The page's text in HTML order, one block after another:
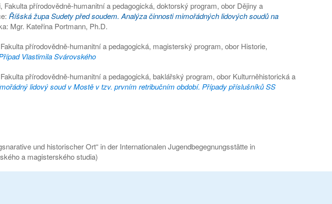
přírodovědně-humanitní a pedagogická, doktorský program, obor Dějiny a
Říšská župa Sudety před soudem. Analýza činnosti mimořádných lidových soudů na
Mgr. Kateřina Portmann, Ph.D.
přírodovědně-humanitní a pedagogická, magisterský program, obor Historie,
Vlastimila Svárovského
přírodovědně-humanitní a pedagogická, baklářský program, obor Kulturněhistorická a
lidový soud v Mostě v tzv. prvním retribučním období. Případy příslušníků SS
und historischer Ort“ in der Internationalen Jugendbegegnungsstätte in
a magisterského studia)